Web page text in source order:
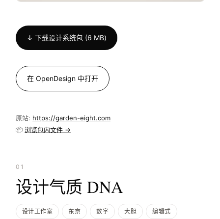
↓ 下载设计系统包 (6 MB)
在 OpenDesign 中打开
原站: https://garden-eight.com
📦 浏览包内文件 →
01
设计气质 DNA
设计工作室 东京 数字 大胆 编辑式